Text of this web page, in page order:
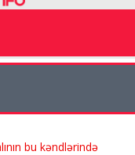
bu kəndlərində